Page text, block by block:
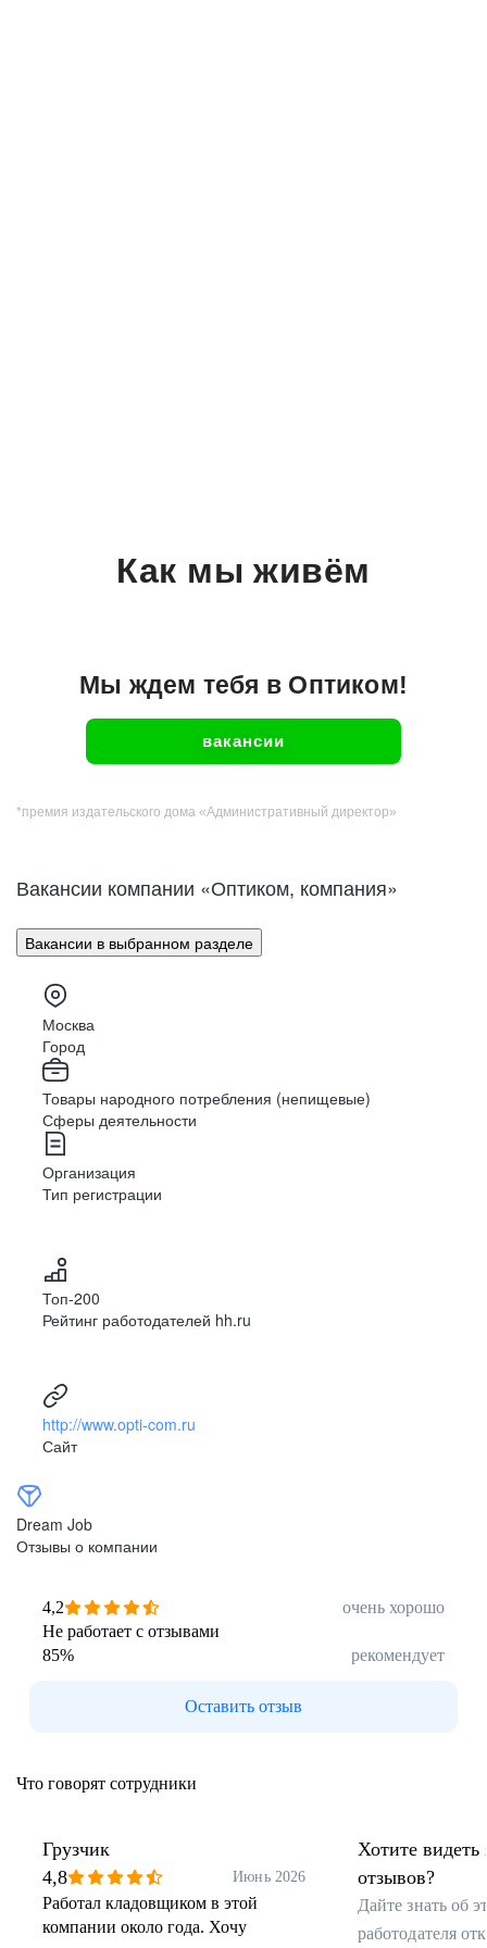
Как мы живём
Мы ждем тебя в Оптиком!
вакансии
*премия издательского дома «Административный директор»
Вакансии компании «Оптиком, компания»
Вакансии в выбранном разделе
Москва
Город
Товары народного потребления (непищевые)
Сферы деятельности
Организация
Тип регистрации
Топ-200
Рейтинг работодателей hh.ru
http://www.opti-com.ru
Сайт
Dream Job
Отзывы о компании
4,2
очень хорошо
Не работает с отзывами
85% рекомендует
Оставить отзыв
Что говорят сотрудники
Грузчик
4,8
Июнь 2026
Работал кладовщиком в этой
компании около года. Хочу
Хотите видеть
отзывов?
Дайте знать об
работодателя